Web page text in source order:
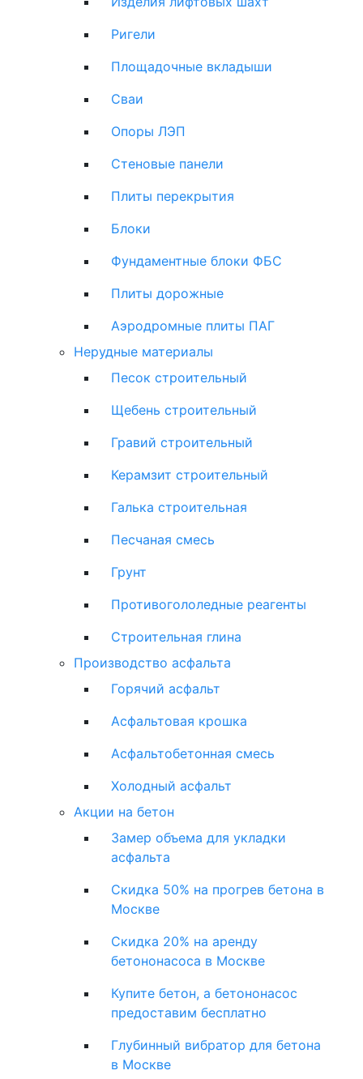
Ригели
Площадочные вкладыши
Сваи
Опоры ЛЭП
Стеновые панели
Плиты перекрытия
Блоки
Фундаментные блоки ФБС
Плиты дорожные
Аэродромные плиты ПАГ
Нерудные материалы
Песок строительный
Щебень строительный
Гравий строительный
Керамзит строительный
Галька строительная
Песчаная смесь
Грунт
Противогололедные реагенты
Строительная глина
Производство асфальта
Горячий асфальт
Асфальтовая крошка
Асфальтобетонная смесь
Холодный асфальт
Акции на бетон
Замер объема для укладки
асфальта
Скидка 50% на прогрев бетона в
Москве
Скидка 20% на аренду
бетононасоса в Москве
Купите бетон, а бетононасос
предоставим бесплатно
Глубинный вибратор для бетона
в Москве